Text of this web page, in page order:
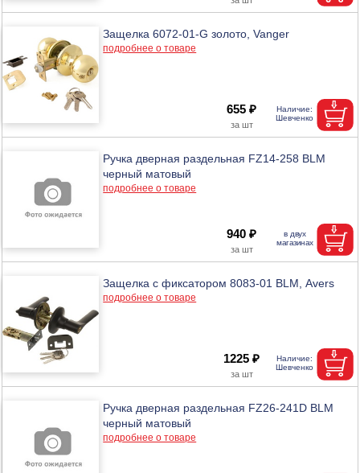
Защелка 6072-01-G золото, Vanger
подробнее о товаре
655 ₽
Ручка дверная раздельная FZ14-258 BLM
черный матовый
подробнее о товаре
940 ₽
Защелка с фиксатором 8083-01 BLM, Аvers
подробнее о товаре
1225 ₽
Ручка дверная раздельная FZ26-241D BLM
черный матовый
подробнее о товаре